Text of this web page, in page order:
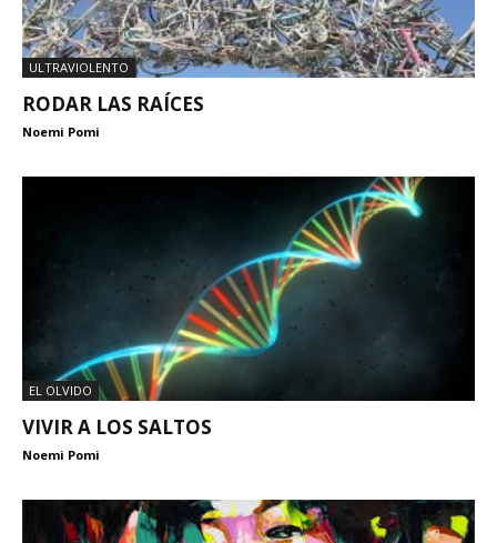
ULTRAVIOLENTO
RODAR LAS RAÍCES
Noemi Pomi
EL OLVIDO
VIVIR A LOS SALTOS
Noemi Pomi